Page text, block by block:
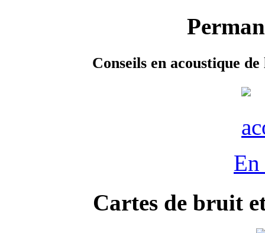
Conseils en acoustique
Cartes de bruit